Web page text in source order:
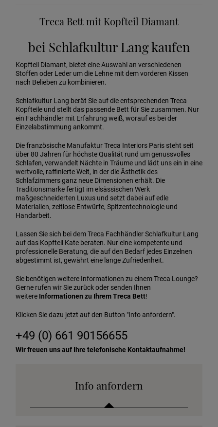
Treca Bett mit Kopfteil Diamant
bei Schlafkultur Lang kaufen
Kopfteil Diamant, bietet eine Auswahl an verschiedenen
Stoffen oder Leder um die Lehne mit dem vorderen Kissen
nach Belieben zu kombinieren.
Schlafkultur Lang berät Sie auf die entsprechenden Treca
Kopfteile und stellt das passende Bett für Sie zusammen. Nur
ein Fachhändler mit Erfahrung weiß, worauf es bei der
Einzelabstimmung ankommt.
Die französische Manufaktur Treca Interiors Paris steht seit
über 80 Jahren für höchste Qualität rund um genussvolles
Schlafen, verwandelt Nächte in Träume und lädt uns ein in eine
wertvolle, raffinierte Welt, in der die Ästhetik des
Schlafzimmers ganz neue Dimensionen erhält. Die
Traditionsmarke fertigt im elsässischen Werk
maßgeschneiderten Luxus und setzt dabei auf edle
Materialien, zeitlose Entwürfe, Spitzentechnologie und
Handarbeit.
Lassen Sie sich bei dem Treca Fachhändler Schlafkultur Lang
auf das Kopfteil Kate beraten. Nur eine kompetente und
professionelle Beratung, die auf den Bedarf jedes Einzelnen
abgestimmt ist, gewährt eine lange Zufriedenheit.
Sie benötigen weitere Informationen zu einem Treca Lounge?
Gerne rufen wir Sie zurück oder senden Ihnen
weitere Informationen zu Ihrem Treca Bett!
Klicken Sie dazu jetzt auf den Button "Info anfordern".
+49 (0) 661 90156655
Wir freuen uns auf Ihre telefonische Kontaktaufnahme!
Info anfordern